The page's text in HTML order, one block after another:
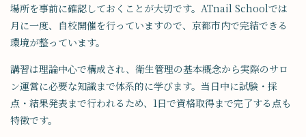
場所を事前に確認しておくことが大切です。ATnail Schoolでは
月に一度、自校開催を行っていますので、京都市内で完結できる
環境が整っています。
講習は理論中心で構成され、衛生管理の基本概念から実際のサロ
ン運営に必要な知識まで体系的に学びます。当日中に試験・採
点・結果発表まで行われるため、1日で資格取得まで完了する点も
特徴です。